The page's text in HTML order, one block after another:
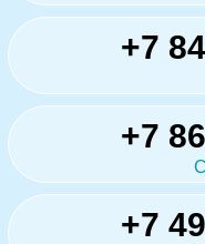
+7
+7
+7